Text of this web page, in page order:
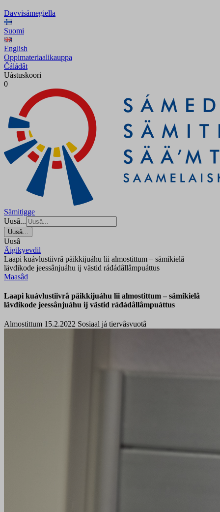
Davvisámegiella
Suomi
English
Oppimateriaalikauppa
Čáládât
Uástuskoori
0
Sämitigge
Uusâ...
Uusâ...
Uusâ
Äigikyevdil
Laapi kuávlustiivrâ päikkijuáhu lii almostittum – sämikielâ
lävdikode jeessânjuáhu ij västid ráđádâllâmpuáttus
Maasâd
Laapi kuávlustiivrâ päikkijuáhu lii almostittum – sämikielâ
lävdikode jeessânjuáhu ij västid ráđádâllâmpuáttus
Almostittum 15.2.2022 Sosiaal já tiervâsvuotâ